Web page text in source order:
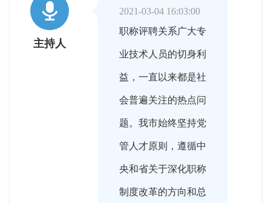

主持人
2021-03-04 16:03:00
职称评聘关系广大专
业技术人员的切身利
益，一直以来都是社
会普遍关注的热点问
题。我市始终坚持党
管人才原则，遵循中
央和省关于深化职称
制度改革的方向和总